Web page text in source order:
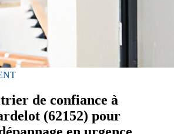
de confiance à
(62152) pour